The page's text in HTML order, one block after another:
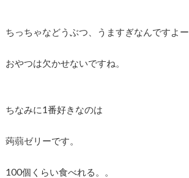
ちっちゃなどうぶつ、うますぎなんですよー
おやつは欠かせないですね。
ちなみに1番好きなのは
蒟蒻ゼリーです。
100個くらい食べれる。。